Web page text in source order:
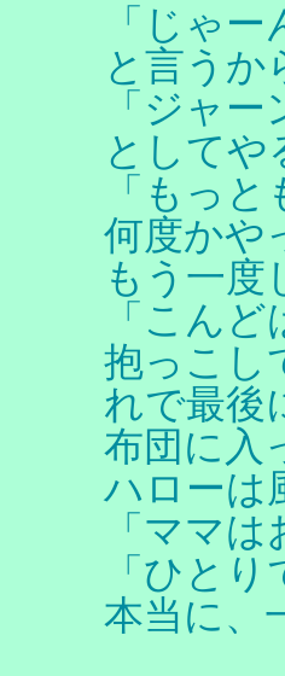
「じゃ
と言うか
「ジャー
としてや
「もっと
何度かや
もう一度
「こん
抱っこし
れで最後
布団に入
ハローは
「ママ
「ひと
本当に、